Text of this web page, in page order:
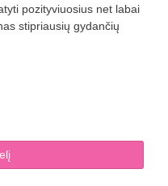
pozityviuosius net labai
stipriausių gydančių